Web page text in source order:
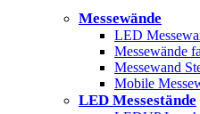
Messewände
LED
Messewände
Messewand
Mobile
LED Messestände